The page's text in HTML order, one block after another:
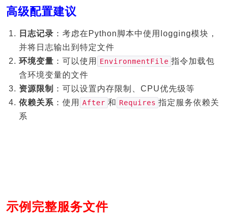
高级配置建议
日志记录 ：考虑在Python脚本中使用logging模块，
并将日志输出到特定文件
环境变量 ：可以使用 EnvironmentFile 指令加载包
含环境变量的文件
资源限制
：可以设置内存限制、CPU优先级等
依赖关系 ：使用 After 和 Requires 指定服务依赖关
系
示例完整服务文件